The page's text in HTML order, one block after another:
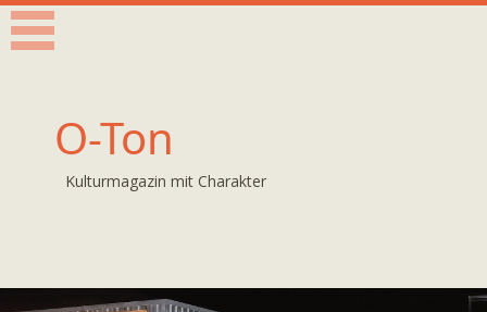
O-Ton
Kulturmagazin mit Charakter